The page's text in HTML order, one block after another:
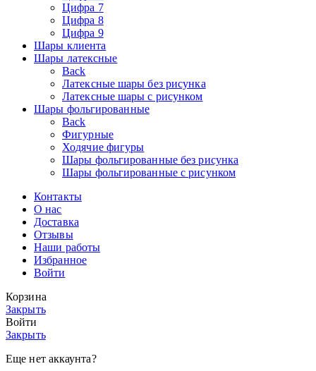
Цифра 7
Цифра 8
Цифра 9
Шары клиента
Шары латексные
Back
Латексные шары без рисунка
Латексные шары с рисунком
Шары фольгированные
Back
Фигурные
Ходячие фигуры
Шары фольгированные без рисунка
Шары фольгированные с рисунком
Контакты
О нас
Доставка
Отзывы
Наши работы
Избранное
Войти
Корзина
Закрыть
Войти
Закрыть
Еще нет аккаунта?